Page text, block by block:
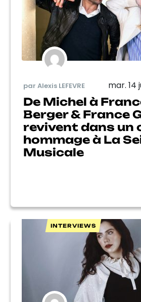
par Alexis LEFEVRE mar. 14
De Michel à
Berger & France
revivent dans un
hommage à La
Musicale
INTERVIEWS